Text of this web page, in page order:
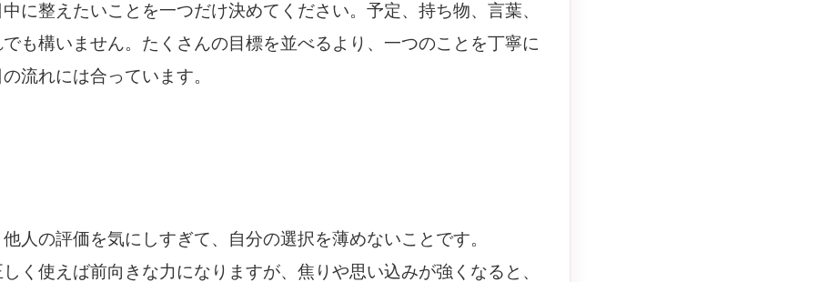
に整えたいことを一つだけ決めてください。予定、持ち物、言葉、
も構いません。たくさんの目標を並べるより、一つのことを丁寧に
流れには合っています。
人の評価を気にしすぎて、自分の選択を薄めないことです。
く使えば前向きな力になりますが、焦りや思い込みが強くなると、